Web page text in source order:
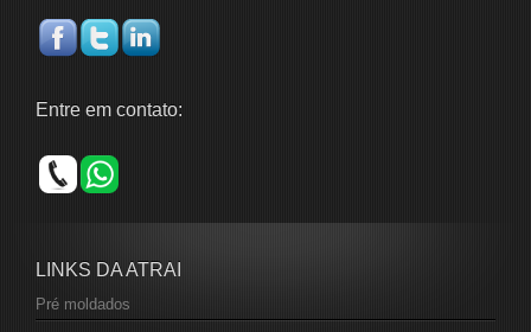
Entre em contato:
LINKS DA ATRAI
Pré moldados